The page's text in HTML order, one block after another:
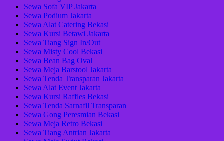
Sewa Sofa VIP Jakarta
Sewa Podium Jakarta
Sewa Alat Catering Bekasi
Sewa Kursi Betawi Jakarta
Sewa Tiang Sign In/Out
Sewa Misty Cool Bekasi
Sewa Bean Bag Oval
Sewa Meja Barstool Jakarta
Sewa Tenda Transparan Jakarta
Sewa Alat Event Jakarta
Sewa Kursi Raffles Bekasi
Sewa Tenda Sarnafil Transparan
Sewa Gong Peresmian Bekasi
Sewa Meja Retro Bekasi
Sewa Tiang Antrian Jakarta